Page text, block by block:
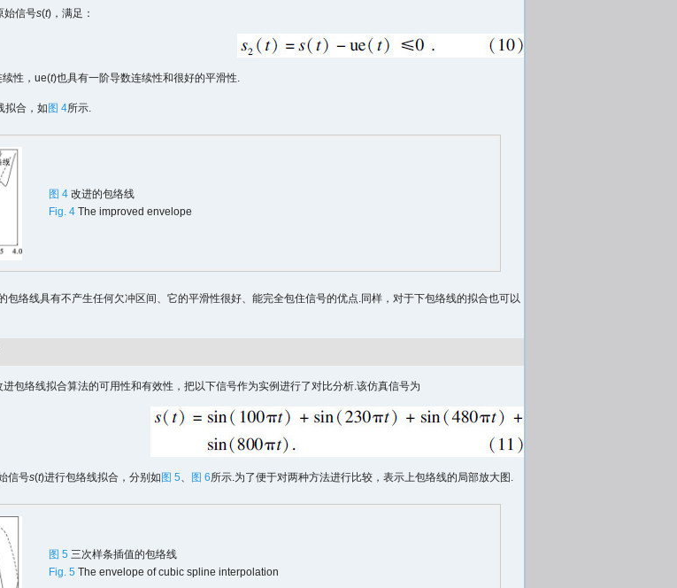
始信号s(t)，满足：
续性，ue(t)也具有一阶导数连续性和很好的平滑性.
拟合，如 图 4所示.
图 4 改进的包络线
Fig. 4 The improved envelope
包络线具有不产生任何欠冲区间、它的平滑性很好、能完全包住信号的优点.同样，对于下包络线的拟合也可以
包络线拟合算法的可用性和有效性，把以下信号作为实例进行了对比分析.该仿真信号为
信号s(t)进行包络线拟合，分别如 图 5、 图 6所示.为了便于对两种方法进行比较，表示上包络线的局部放大图.
图 5 三次样条插值的包络线
Fig. 5 The envelope of cubic spline interpolation